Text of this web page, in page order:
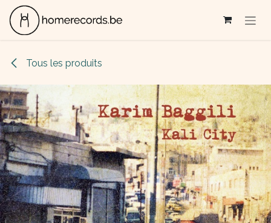
Se rendre au contenu
Tous les produits